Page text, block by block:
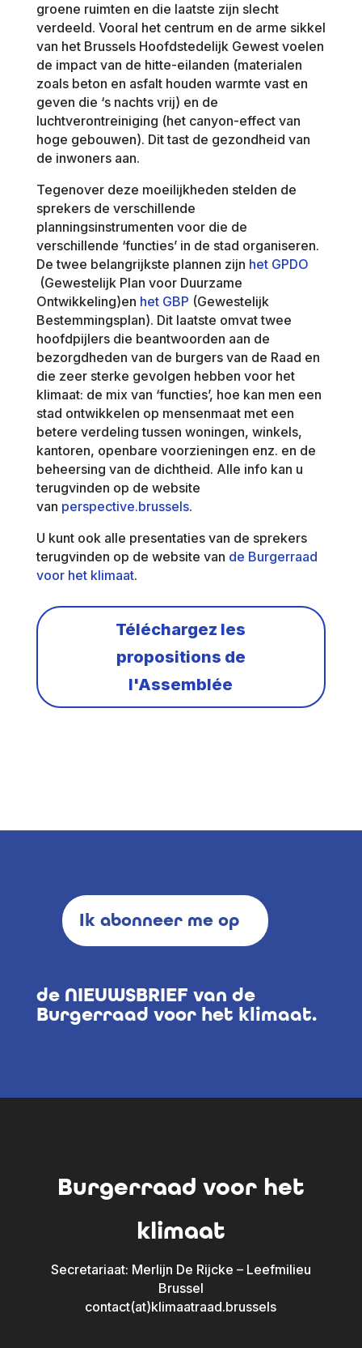
groene ruimten en die laatste zijn slecht
verdeeld. Vooral het centrum en de arme sikkel
van het Brussels Hoofdstedelijk Gewest voelen
de impact van de hitte-eilanden (materialen
zoals beton en asfalt houden warmte vast en
geven die ‘s nachts vrij) en de
luchtverontreiniging (het canyon-effect van
hoge gebouwen). Dit tast de gezondheid van
de inwoners aan.
Tegenover deze moeilijkheden stelden de
sprekers de verschillende
planningsinstrumenten voor die de
verschillende ‘functies’ in de stad organiseren.
De twee belangrijkste plannen zijn het GPDO
(Gewestelijk Plan voor Duurzame
Ontwikkeling)en het GBP (Gewestelijk
Bestemmingsplan). Dit laatste omvat twee
hoofdpijlers die beantwoorden aan de
bezorgdheden van de burgers van de Raad en
die zeer sterke gevolgen hebben voor het
klimaat: de mix van ‘functies’, hoe kan men een
stad ontwikkelen op mensenmaat met een
betere verdeling tussen woningen, winkels,
kantoren, openbare voorzieningen enz. en de
beheersing van de dichtheid. Alle info kan u
terugvinden op de website
van perspective.brussels.
U kunt ook alle presentaties van de sprekers
terugvinden op de website van de Burgerraad
voor het klimaat.
Téléchargez les
propositions de
l'Assemblée
Ik abonneer me op
de NIEUWSBRIEF van de
Burgerraad voor het klimaat.
Burgerraad voor het
klimaat
Secretariaat: Merlijn De Rijcke – Leefmilieu
Brussel
contact(at)klimaatraad.brussels